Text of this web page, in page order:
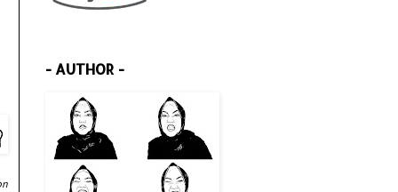
- AUTHOR -